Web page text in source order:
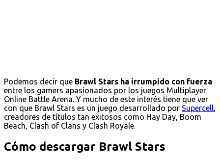
Podemos decir que Brawl Stars ha irrumpido con fuerza
entre los gamers apasionados por los juegos Multiplayer
Online Battle Arena. Y mucho de este interés tiene que ver
con que Brawl Stars es un juego desarrollado por Supercell,
creadores de títulos tan exitosos como Hay Day, Boom
Beach, Clash of Clans y Clash Royale.
Cómo descargar Brawl Stars